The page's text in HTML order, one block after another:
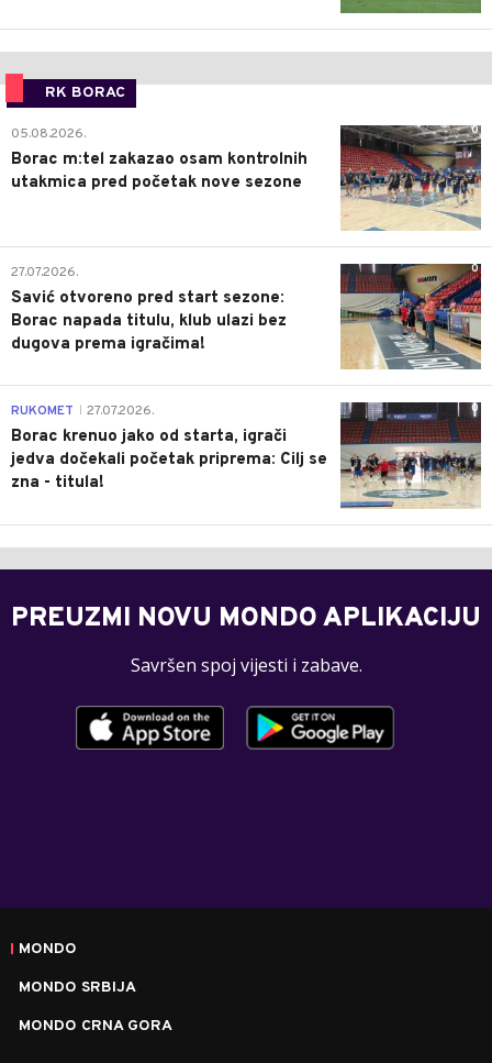
RK BORAC
0
05.08.2026.
Borac m:tel zakazao osam kontrolnih
utakmica pred početak nove sezone
0
27.07.2026.
Savić otvoreno pred start sezone:
Borac napada titulu, klub ulazi bez
dugova prema igračima!
0
RUKOMET 27.07.2026.
Borac krenuo jako od starta, igrači
jedva dočekali početak priprema: Cilj se
zna - titula!
PREUZMI NOVU MONDO APLIKACIJU
Savršen spoj vijesti i zabave.
MONDO
MONDO SRBIJA
MONDO CRNA GORA